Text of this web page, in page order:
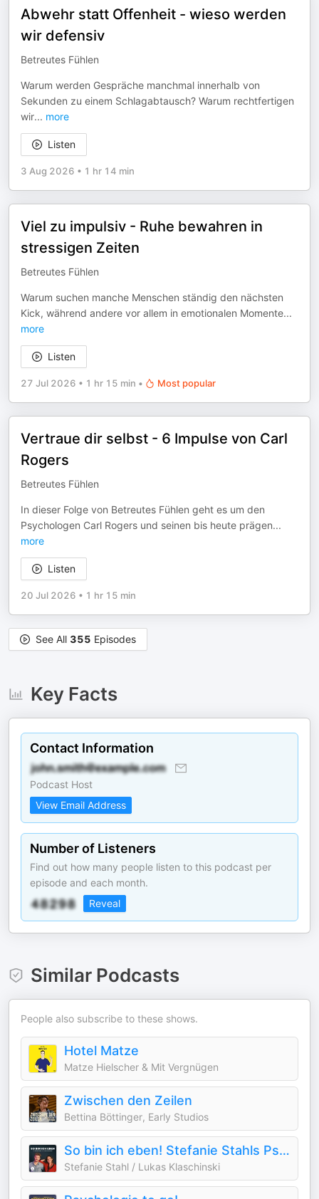
Abwehr statt Offenheit - wieso werden
wir defensiv
Betreutes Fühlen
Warum werden Gespräche manchmal innerhalb von
Sekunden zu einem Schlagabtausch? Warum rechtfertigen
wir... more
Listen
3 Aug 2026 • 1 hr 14 min
Viel zu impulsiv - Ruhe bewahren in
stressigen Zeiten
Betreutes Fühlen
Warum suchen manche Menschen ständig den nächsten
Kick, während andere vor allem in emotionalen Momente...
more
Listen
27 Jul 2026 • 1 hr 15 min • Most popular
Vertraue dir selbst - 6 Impulse von Carl
Rogers
Betreutes Fühlen
In dieser Folge von Betreutes Fühlen geht es um den
Psychologen Carl Rogers und seinen bis heute prägen...
more
Listen
20 Jul 2026 • 1 hr 15 min
See All 355 Episodes
Key Facts
Contact Information
Podcast Host
View Email Address
Number of Listeners
Find out how many people listen to this podcast per
episode and each month.
Reveal
Similar Podcasts
People also subscribe to these shows.
Hotel Matze
Matze Hielscher & Mit Vergnügen
Zwischen den Zeilen
Bettina Böttinger, Early Studios
So bin ich eben! Stefanie Stahls Psychologie-Podcast für alle "Normalgestörten"
Stefanie Stahl / Lukas Klaschinski